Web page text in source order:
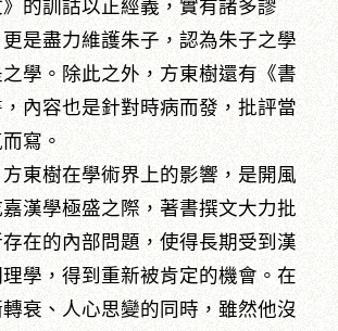
的訓詁以正經義，實有諸多謬
是盡力維護朱子，認為朱子之學
學。除此之外，方東樹還有《書
內容也是針對時病而發，批評當
寫。
樹在學術界上的影響，是開風
漢學極盛之際，著書撰文大力批
在的內部問題，使得長期受到漢
學，得到重新被肯定的機會。在
衰、人心思變的同時，雖然他沒